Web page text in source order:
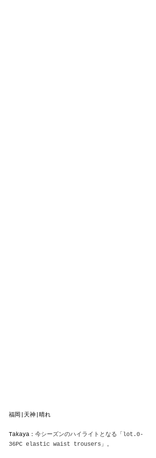
福岡|天神|晴れ
Takaya： 今シーズンのハイライトとなる「lot.0-
36PC elastic waist trousers」。